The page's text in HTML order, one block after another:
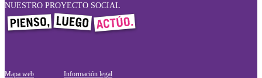
NUESTRO PROYECTO SOCIAL
Mapa web Información legal